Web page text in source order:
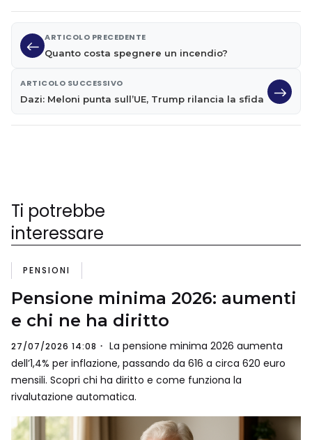
ARTICOLO PRECEDENTE
Quanto costa spegnere un incendio?
ARTICOLO SUCCESSIVO
Dazi: Meloni punta sull’UE, Trump rilancia la sfida
Ti potrebbe
interessare
PENSIONI
Pensione minima 2026: aumenti
e chi ne ha diritto
27/07/2026 14:08
La pensione minima 2026 aumenta
dell’1,4% per inflazione, passando da 616 a circa 620 euro
mensili. Scopri chi ha diritto e come funziona la
rivalutazione automatica.